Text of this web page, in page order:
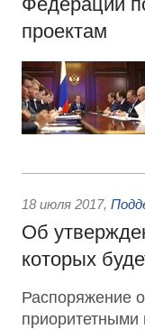
проектам
18 июля 2017,
Об
которых
Распоряжение